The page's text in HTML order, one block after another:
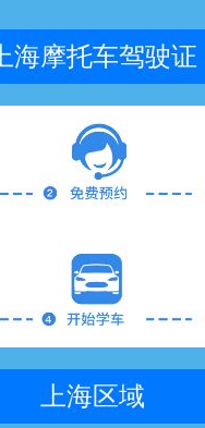
上海摩托车驾驶证
上海区域